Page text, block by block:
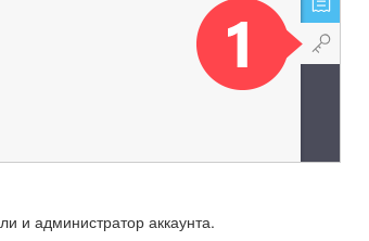
и администратор аккаунта.